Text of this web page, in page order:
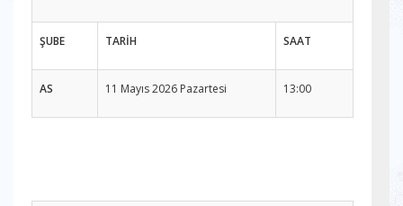
ŞUBE TARİH SAAT
AS 11 Mayıs 2026 Pazartesi 13:00